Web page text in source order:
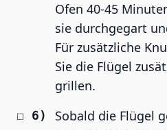
Ofen 40-45
sie durchgegart
Für zusätzliche
Sie die Flügel
grillen.
Sobald die Flügel